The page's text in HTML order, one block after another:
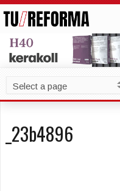
_23b4896